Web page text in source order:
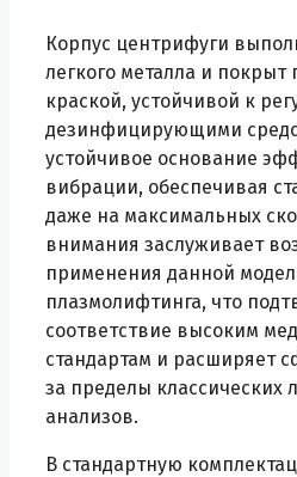
Корпус центрифуги
легкого металла и
краской, устойчивой к
дезинфицирующими
устойчивое основание
вибрации, обеспечивая
даже на максимальных
внимания заслуживает
применения данной
плазмолифтинга, что
соответствие высоким
стандартам и расширяет
за пределы классических
анализов.
В стандартную